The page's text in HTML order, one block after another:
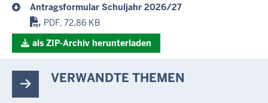
Antragsformular Schuljahr 2026/27
PDF, 72,86 KB
als ZIP-Archiv herunterladen
VERWANDTE THEMEN